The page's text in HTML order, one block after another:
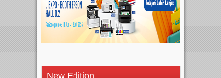
New Edition